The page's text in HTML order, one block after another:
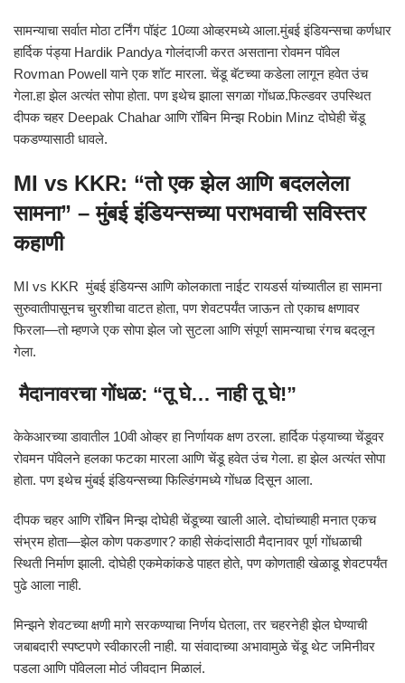
सामन्याचा सर्वात मोठा टर्निंग पॉइंट 10व्या ओव्हरमध्ये आला.मुंबई इंडियन्सचा कर्णधार
हार्दिक पंड्या Hardik Pandyaगोलंदाजी करत असताना रोवमन पॉवेल
Rovman Powellयाने एक शॉट मारला. चेंडू बॅटच्या कडेला लागून हवेत उंच
गेला.हा झेल अत्यंत सोपा होता. पण इथेच झाला सगळा गोंधळ.फिल्डवर उपस्थित
दीपक चहर Deepak Chahar आणि रॉबिन मिन्झ Robin Minz दोघेही चेंडू
पकडण्यासाठी धावले.
MI vs KKR: “तो एक झेल आणि बदललेला
सामना” – मुंबई इंडियन्सच्या पराभवाची सविस्तर
कहाणी
MI vs KKR मुंबई इंडियन्स आणि कोलकाता नाईट रायडर्स यांच्यातील हा सामना
सुरुवातीपासूनच चुरशीचा वाटत होता, पण शेवटपर्यंत जाऊन तो एकाच क्षणावर
फिरला—तो म्हणजे एक सोपा झेल जो सुटला आणि संपूर्ण सामन्याचा रंगच बदलून
गेला.
मैदानावरचा गोंधळ: “तू घे… नाही तू घे!”
केकेआरच्या डावातील 10वी ओव्हर हा निर्णायक क्षण ठरला. हार्दिक पंड्याच्या चेंडूवर
रोवमन पॉवेलने हलका फटका मारला आणि चेंडू हवेत उंच गेला. हा झेल अत्यंत सोपा
होता. पण इथेच मुंबई इंडियन्सच्या फिल्डिंगमध्ये गोंधळ दिसून आला.
दीपक चहर आणि रॉबिन मिन्झ दोघेही चेंडूच्या खाली आले. दोघांच्याही मनात एकच
संभ्रम होता—झेल कोण पकडणार? काही सेकंदांसाठी मैदानावर पूर्ण गोंधळाची
स्थिती निर्माण झाली. दोघेही एकमेकांकडे पाहत होते, पण कोणताही खेळाडू शेवटपर्यंत
पुढे आला नाही.
मिन्झने शेवटच्या क्षणी मागे सरकण्याचा निर्णय घेतला, तर चहरनेही झेल घेण्याची
जबाबदारी स्पष्टपणे स्वीकारली नाही. या संवादाच्या अभावामुळे चेंडू थेट जमिनीवर
पडला आणि पॉवेलला मोठं जीवदान मिळालं.